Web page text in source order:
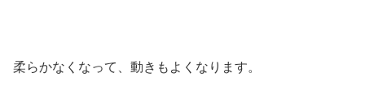
柔らかなくなって、動きもよくなります。